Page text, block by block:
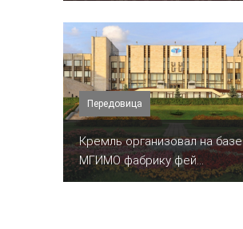
Передовица
Кремль организовал на базе
МГИМО фабрику фей...